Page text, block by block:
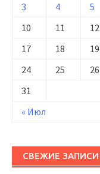
« Июл
3
4 5
10
11 12
17
18 19
24
25 26
31
СВЕЖИЕ ЗАПИСИ